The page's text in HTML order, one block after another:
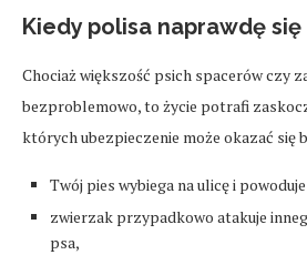
Kiedy polisa naprawdę
Chociaż większość psich spacerów czy
bezproblemowo, to życie potrafi
których ubezpieczenie może okazać się
Twój pies wybiega na ulicę i
zwierzak przypadkowo atakuje
psa,